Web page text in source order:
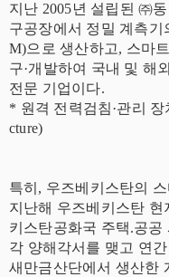
지난 2005년 설립된 ㈜
구공장에서 정밀 계측
M)으로 생산하고, 스마
구·개발하여 국내 및 해
전문 기업이다.
* 원격 전력검침·관리 장
cture)
특히, 우즈베키스탄의
지난해 우즈베키스탄 현
키스탄공화국 주택.공
각 양해각서를 맺고 연
새만금산단에서 생산한